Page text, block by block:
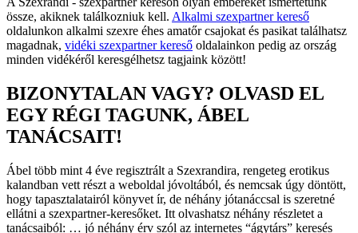
össze, akiknek találkozniuk kell. Alkalmi szexpartner kereső
oldalunkon alkalmi szexre éhes amatőr csajokat és pasikat találhatsz
magadnak, vidéki szexpartner kereső oldalainkon pedig az ország
minden vidékéről keresgélhetsz tagjaink között!
BIZONYTALAN VAGY? OLVASD EL
EGY RÉGI TAGUNK, ÁBEL
TANÁCSAIT!
Ábel több mint 4 éve regisztrált a Szexrandira, rengeteg erotikus
kalandban vett részt a weboldal jóvoltából, és nemcsak úgy döntött,
hogy tapasztalatairól könyvet ír, de néhány jótanáccsal is szeretné
ellátni a szexpartner-keresőket. Itt olvashatsz néhány részletet a
tanácsaiból: … jó néhány érv szól az internetes “ágytárs” keresés